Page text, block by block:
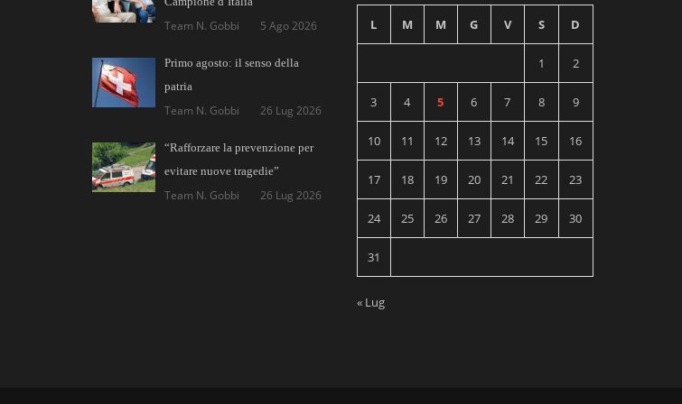
Team N. Gobbi 5 Ago 2026
Primo agosto: il senso della
patria
Team N. Gobbi 26 Lug 2026
“Rafforzare la prevenzione per
evitare nuove tragedie”
Team N. Gobbi 26 Lug 2026
L M M G V S D
1 2
3 4 5 6 7 8 9
10 11 12 13 14 15 16
17 18 19 20 21 22 23
24 25 26 27 28 29 30
31
« Lug